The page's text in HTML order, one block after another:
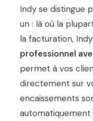
Indy se distingue
un : là où la
la facturation,
professionnel
permet à vos
directement sur
encaissements
automatiquement